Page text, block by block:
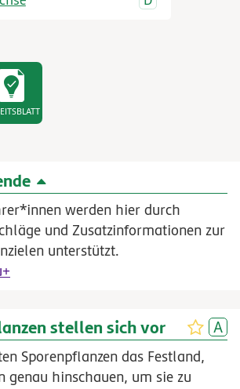
werden hier durch
und Zusatzinformationen zur
unterstützt.
stellen sich vor
Sporenpflanzen das Festland,
genau hinschauen, um sie zu